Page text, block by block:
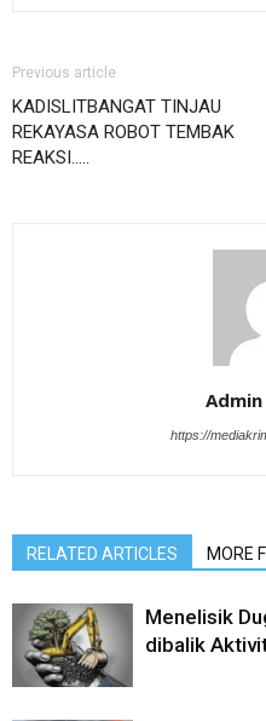
Previous article
KADISLITBANGAT TINJAU
REKAYASA ROBOT TEMBAK
REAKSI…..
Admin
https://
RELATED ARTICLES MORE
Menelisik
dibalik